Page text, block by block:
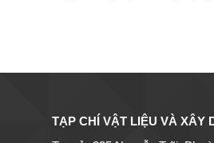
TẠP CHÍ VẬT LIỆU VÀ XÂY